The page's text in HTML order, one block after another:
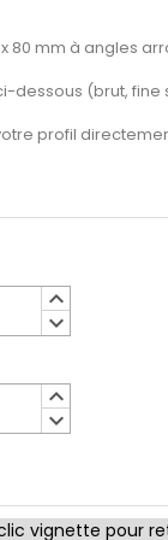
80 mm à angles
dessous (brut,
profil
keyboard_arrow_up
keyboard_arrow_down
keyboard_arrow_up
keyboard_arrow_down
vignette pour